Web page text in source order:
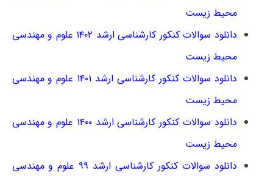
محیط زیست
دانلود سوالات کنکور کارشناسی ارشد ۱۴۰۲ علوم و مهندسی
محیط زیست
دانلود سوالات کنکور کارشناسی ارشد ۱۴۰۱ علوم و مهندسی
محیط زیست
دانلود سوالات کنکور کارشناسی ارشد ۱۴۰۰ علوم و مهندسی
محیط زیست
دانلود سوالات کنکور کارشناسی ارشد ۹۹ علوم و مهندسی